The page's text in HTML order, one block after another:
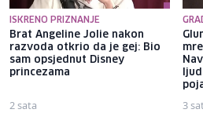
ISKRENO PRIZNANJE
Brat Angeline Jolie nakon
razvoda otkrio da je gej: Bio
sam opsjednut Disney
princezama
2 sata 3